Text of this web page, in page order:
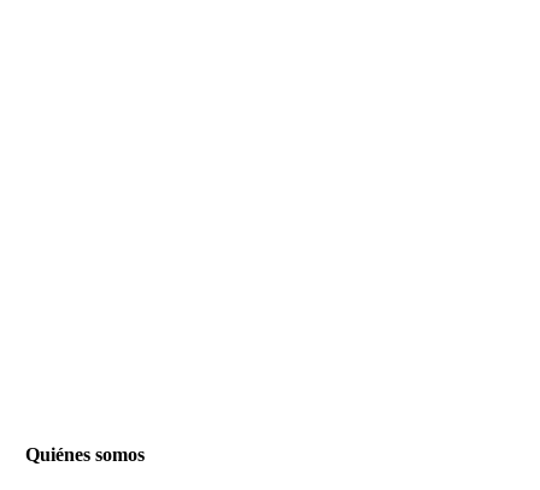
Quiénes somos